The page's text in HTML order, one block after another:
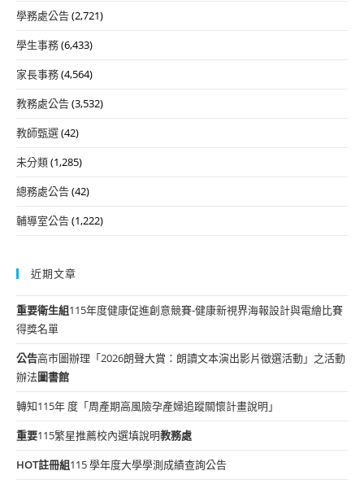
學務處公告(2,721)
學生事務(6,433)
家長事務(4,564)
教務處公告(3,532)
教師甄選(42)
未分類(1,285)
總務處公告(42)
輔導室公告(1,222)
近期文章
重要衛生組115年度健康促進創意競賽-健康新視界海報設計與電繪比賽
得獎名單
公告高市圖辦理「2026朗聲大賞：朗讀文本演出影片徵選活動」之活動
辦法圖書館
轉知115年 度「周產期高風險孕產婦追蹤關懷計畫說明」
重要115繁星推薦校內選填說明教務處
HOT註冊組115 學年度大學學測成績查詢公告